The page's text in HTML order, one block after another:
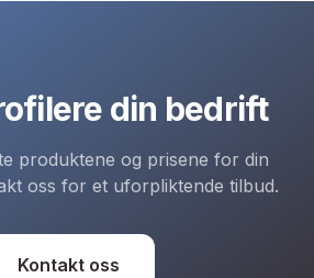
din bedrift
produktene og prisene for din
oss for et uforpliktende tilbud.
Kontakt oss